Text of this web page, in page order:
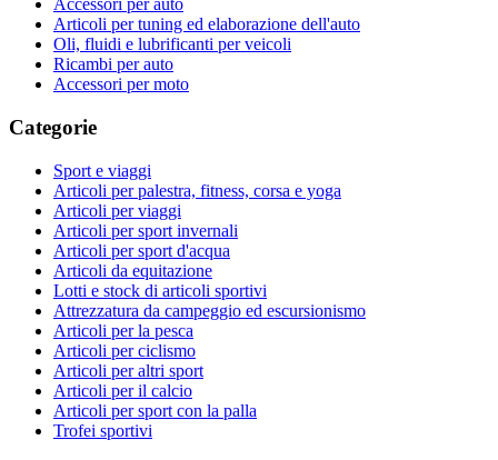
Accessori per auto
Articoli per tuning ed elaborazione dell'auto
Oli, fluidi e lubrificanti per veicoli
Ricambi per auto
Accessori per moto
Categorie
Sport e viaggi
Articoli per palestra, fitness, corsa e yoga
Articoli per viaggi
Articoli per sport invernali
Articoli per sport d'acqua
Articoli da equitazione
Lotti e stock di articoli sportivi
Attrezzatura da campeggio ed escursionismo
Articoli per la pesca
Articoli per ciclismo
Articoli per altri sport
Articoli per il calcio
Articoli per sport con la palla
Trofei sportivi